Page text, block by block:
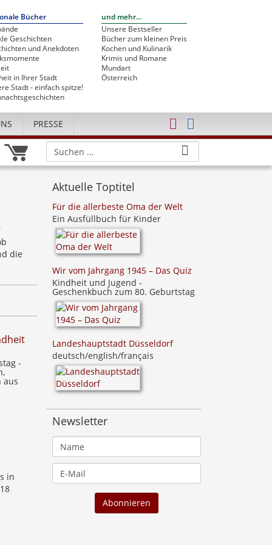
Bücher
Geschichten
und Anekdoten
in Ihrer Stadt
Stadt - einfach spitze!
und mehr...
Unsere Bestseller
Bücher zum kleinen Preis
Kochen und Kulinarik
Krimis und Romane
Mundart
Österreich
PRESSE
die
-
aus
in
Aktuelle Toptitel
Für die allerbeste Oma der Welt
Ein Ausfüllbuch für Kinder
Wir vom Jahrgang 1945 – Das Quiz
Kindheit und Jugend -
Geschenkbuch zum 80. Geburtstag
Landeshauptstadt Düsseldorf
deutsch/english/français
Newsletter